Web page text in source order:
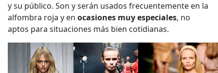
y su público. Son y serán usados frecuentemente en la
alfombra roja y en ocasiones muy especiales, no
aptos para situaciones más bien cotidianas.